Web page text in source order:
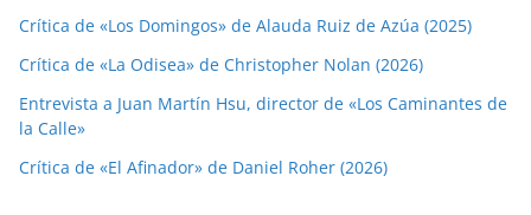
Crítica de «Los Domingos» de Alauda Ruiz de Azúa (2025)
Crítica de «La Odisea» de Christopher Nolan (2026)
Entrevista a Juan Martín Hsu, director de «Los Caminantes de
la Calle»
Crítica de «El Afinador» de Daniel Roher (2026)